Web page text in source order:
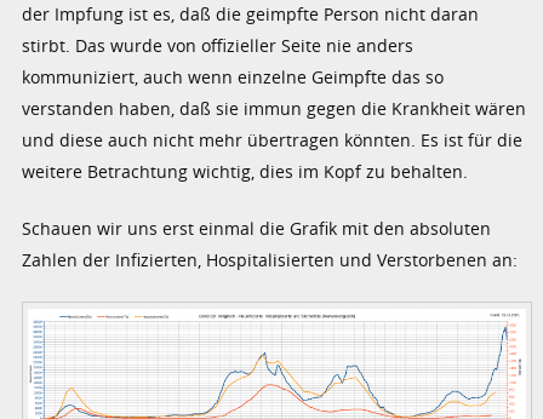
der Impfung ist es, daß die geimpfte Person nicht daran
stirbt. Das wurde von offizieller Seite nie anders
kommuniziert, auch wenn einzelne Geimpfte das so
verstanden haben, daß sie immun gegen die Krankheit wären
und diese auch nicht mehr übertragen könnten. Es ist für die
weitere Betrachtung wichtig, dies im Kopf zu behalten.
Schauen wir uns erst einmal die Grafik mit den absoluten
Zahlen der Infizierten, Hospitalisierten und Verstorbenen an: